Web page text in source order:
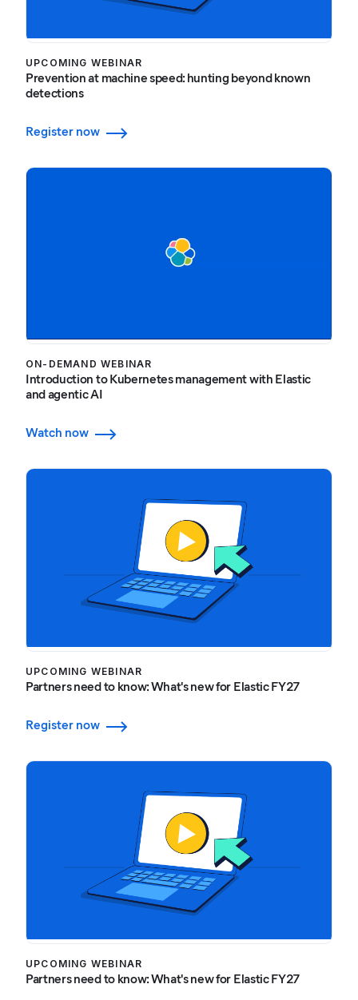
UPCOMING WEBINAR
Prevention at machine speed: hunting beyond known
detections
Register now
ON-DEMAND WEBINAR
Introduction to Kubernetes management with Elastic
and agentic AI
Watch now
UPCOMING WEBINAR
Partners need to know: What's new for Elastic FY27
Register now
UPCOMING WEBINAR
Partners need to know: What's new for Elastic FY27